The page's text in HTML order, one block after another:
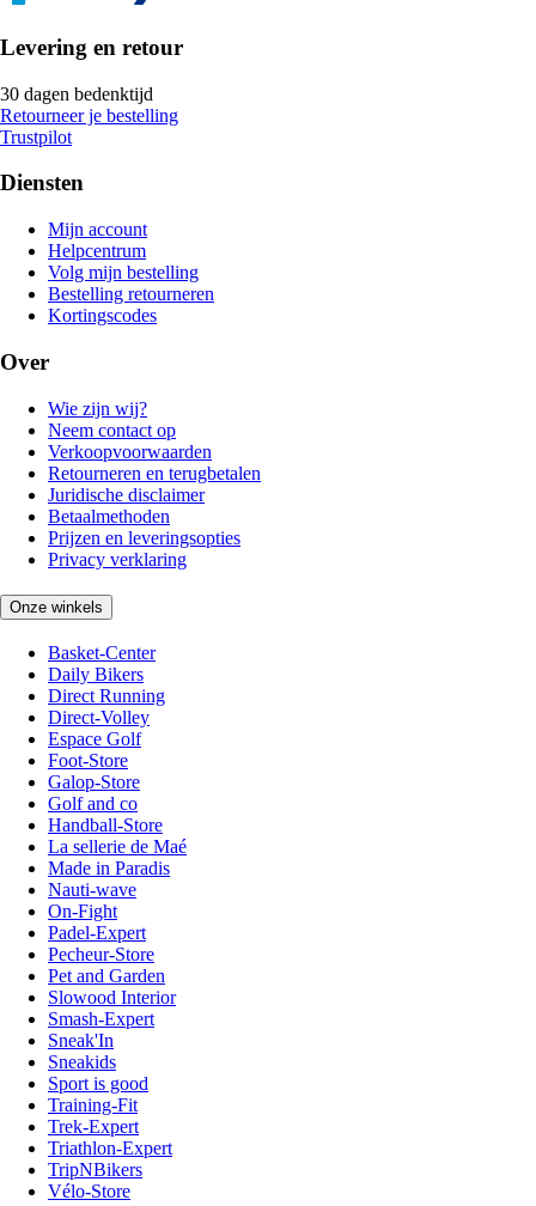
Levering en retour
30 dagen bedenktijd
Retourneer je bestelling
Trustpilot
Diensten
Mijn account
Helpcentrum
Volg mijn bestelling
Bestelling retourneren
Kortingscodes
Over
Wie zijn wij?
Neem contact op
Verkoopvoorwaarden
Retourneren en terugbetalen
Juridische disclaimer
Betaalmethoden
Prijzen en leveringsopties
Privacy verklaring
Onze winkels
Basket-Center
Daily Bikers
Direct Running
Direct-Volley
Espace Golf
Foot-Store
Galop-Store
Golf and co
Handball-Store
La sellerie de Maé
Made in Paradis
Nauti-wave
On-Fight
Padel-Expert
Pecheur-Store
Pet and Garden
Slowood Interior
Smash-Expert
Sneak'In
Sneakids
Sport is good
Training-Fit
Trek-Expert
Triathlon-Expert
TripNBikers
Vélo-Store